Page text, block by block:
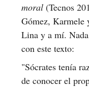
moral (Tecnos
Gómez, Karmele
Lina y a mí.
con este texto:
"Sócrates tenía
de conocer el